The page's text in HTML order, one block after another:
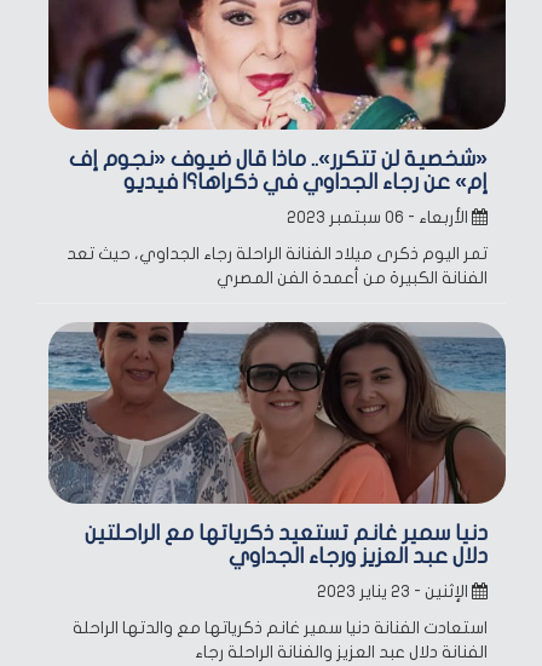
«شخصية لن تتكرر».. ماذا قال ضيوف «نجوم إف
إم» عن رجاء الجداوي في ذكراها؟| فيديو
الأربعاء - ٠٦ سبتمبر ٢٠٢٣
تمر اليوم ذكرى ميلاد الفنانة الراحلة رجاء الجداوي، حيث تعد
الفنانة الكبيرة من أعمدة الفن المصري
دنيا سمير غانم تستعيد ذكرياتها مع الراحلتين
دلال عبد العزيز ورجاء الجداوي
الإثنين - ٢٣ يناير ٢٠٢٣
استعادت الفنانة دنيا سمير غانم ذكرياتها مع والدتها الراحلة
الفنانة دلال عبد العزيز والفنانة الراحلة رجاء